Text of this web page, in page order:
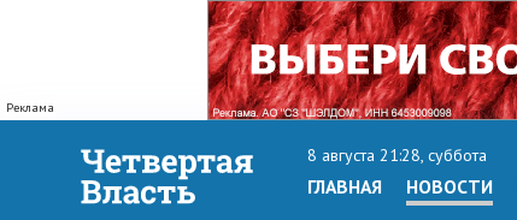
Реклама
8 августа 21:28, суббота
ГЛАВНАЯ НОВОСТИ